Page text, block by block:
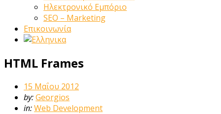
Ηλεκτρονικό Εμπόριο
SEO – Marketing
Επικοινωνία
HTML Frames
15 Μαΐου 2012
by:Georgios
in:Web Development